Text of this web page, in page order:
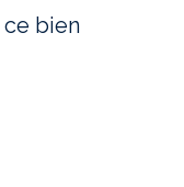
bien